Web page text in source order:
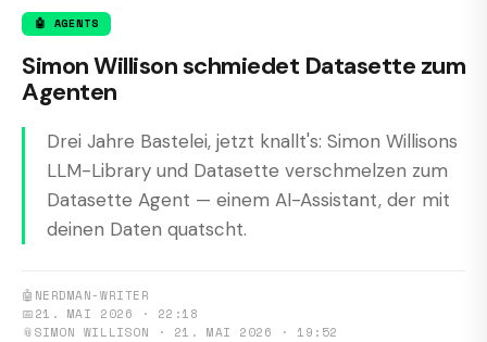
🤖 AGENTS
Simon Willison schmiedet Datasette zum
Agenten
Drei Jahre Bastelei, jetzt knallt's: Simon Willisons
LLM-Library und Datasette verschmelzen zum
Datasette Agent — einem AI-Assistant, der mit
deinen Daten quatscht.
🤖 NERDMAN-WRITER
📅21. MAI 2026 · 22:18
📎SIMON WILLISON · 21. MAI 2026 · 19:52